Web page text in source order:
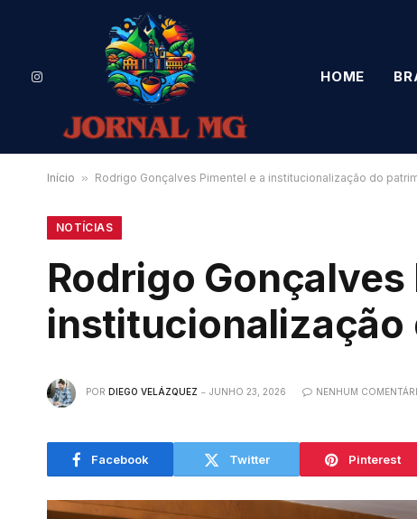
Instagram HOME
Início » Rodrigo Gonçalves Pimentel e a institucionalização do
NOTÍCIAS
Rodrigo Gonçalves
institucionalização
POR DIEGO VELÁZQUEZ JUNHO 23, 2026 NENHUM
Facebook Twitter Pinterest